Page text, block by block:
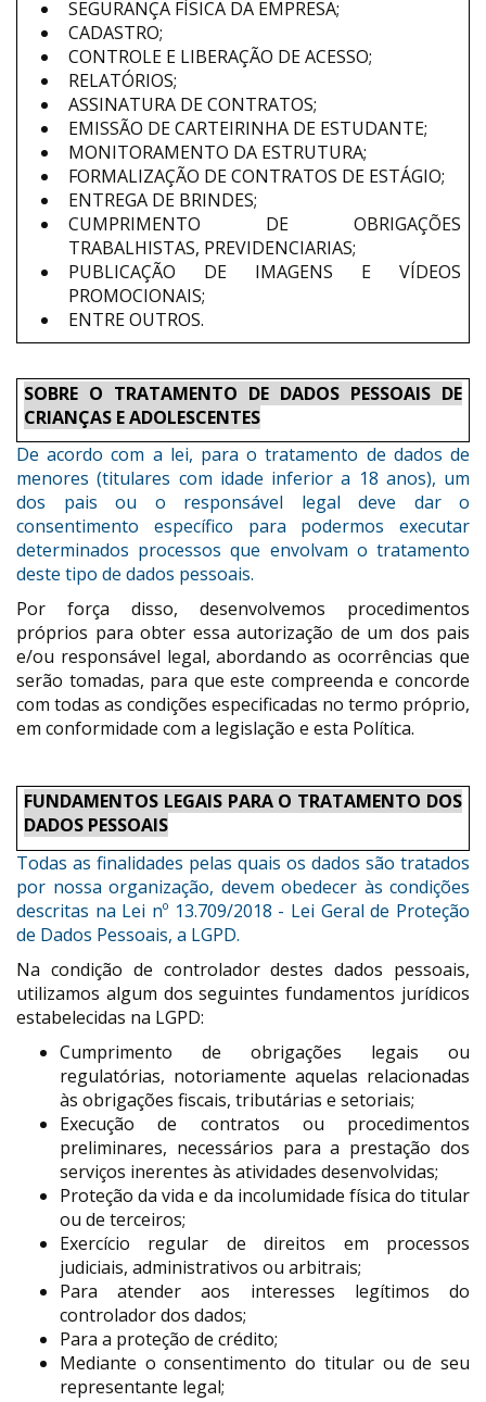
SEGURANÇA FÍSICA DA EMPRESA;
CADASTRO;
CONTROLE E LIBERAÇÃO DE ACESSO;
RELATÓRIOS;
ASSINATURA DE CONTRATOS;
EMISSÃO DE CARTEIRINHA DE ESTUDANTE;
MONITORAMENTO DA ESTRUTURA;
FORMALIZAÇÃO DE CONTRATOS DE ESTÁGIO;
ENTREGA DE BRINDES;
CUMPRIMENTO DE OBRIGAÇÕES
TRABALHISTAS, PREVIDENCIARIAS;
PUBLICAÇÃO DE IMAGENS E VÍDEOS
PROMOCIONAIS;
ENTRE OUTROS.
SOBRE O TRATAMENTO DE DADOS PESSOAIS DE
CRIANÇAS E ADOLESCENTES
De acordo com a lei, para o tratamento de dados de
menores (titulares com idade inferior a 18 anos), um
dos pais ou o responsável legal deve dar o
consentimento específico para podermos executar
determinados processos que envolvam o tratamento
deste tipo de dados pessoais.
Por força disso, desenvolvemos procedimentos
próprios para obter essa autorização de um dos pais
e/ou responsável legal, abordando as ocorrências que
serão tomadas, para que este compreenda e concorde
com todas as condições especificadas no termo próprio,
em conformidade com a legislação e esta Política.
FUNDAMENTOS LEGAIS PARA O TRATAMENTO DOS
DADOS PESSOAIS
Todas as finalidades pelas quais os dados são tratados
por nossa organização, devem obedecer às condições
descritas na Lei nº 13.709/2018 - Lei Geral de Proteção
de Dados Pessoais, a LGPD.
Na condição de controlador destes dados pessoais,
utilizamos algum dos seguintes fundamentos jurídicos
estabelecidas na LGPD:
Cumprimento de obrigações legais ou
regulatórias, notoriamente aquelas relacionadas
às obrigações fiscais, tributárias e setoriais;
Execução de contratos ou procedimentos
preliminares, necessários para a prestação dos
serviços inerentes às atividades desenvolvidas;
Proteção da vida e da incolumidade física do titular
ou de terceiros;
Exercício regular de direitos em processos
judiciais, administrativos ou arbitrais;
Para atender aos interesses legítimos do
controlador dos dados;
Para a proteção de crédito;
Mediante o consentimento do titular ou de seu
representante legal;